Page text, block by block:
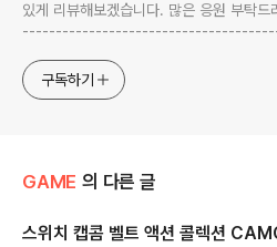
있게 리뷰해보겠습니다. 많은 응원 부탁드
----------
----------------------------
구독하기
GAME 의 다른 글
스위치 캡콤 벨트 액션 콜렉션